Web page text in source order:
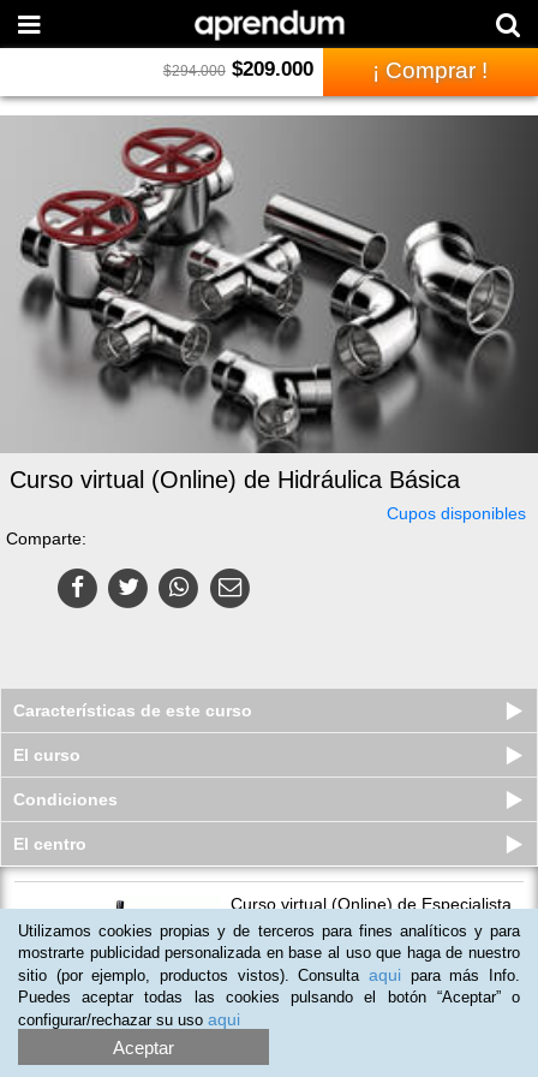
$294.000 $209.000 ¡ Comprar !
Curso virtual (Online) de Hidráulica Básica
Cupos disponibles
Comparte:
Características de este curso
El curso
Condiciones
El centro
Curso virtual (Online) de Especialista
en Mantenimiento Hidráu...
Cupos disponibles
591.000 $421.000
Utilizamos cookies propias y de terceros para fines analíticos y para
mostrarte publicidad personalizada en base al uso que haga de nuestro
sitio (por ejemplo, productos vistos). Consulta aqui para más Info.
Puedes aceptar todas las cookies pulsando el botón “Aceptar” o
configurar/rechazar su uso aqui
Aceptar